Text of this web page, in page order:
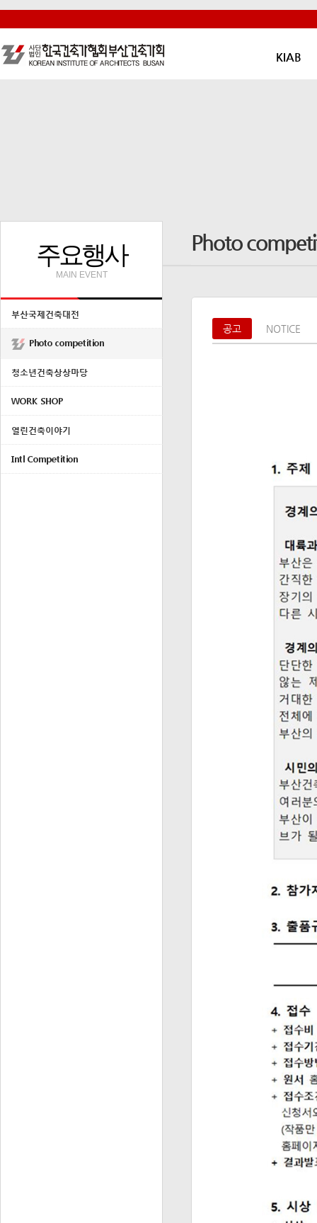
KIAB
주요행사
MAIN EVENT
부산국제건축대전
Photo competition
청소년건축상상마당
WORK SHOP
열린건축이야기
Intl Competition
Photo
공고 NOTICE